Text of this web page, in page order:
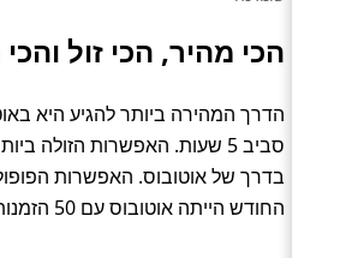
הכי מהיר, הכי זול
הדרך המהירה ביותר להגיע היא
בדרך של אוטובוס. האפשרות
החודש הייתה אוטובוס עם 50 הזמנות.